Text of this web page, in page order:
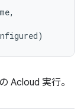
Acloud 実行。